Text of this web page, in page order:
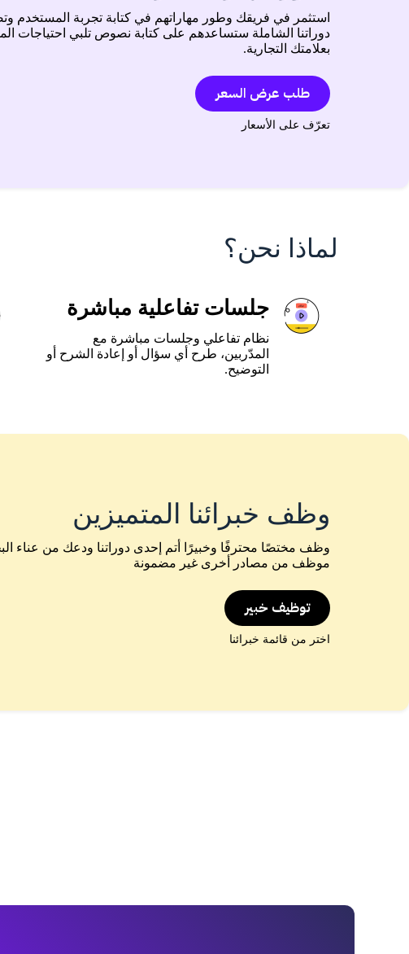
استثمر في فريقك وطور مهاراتهم في كتابة تجربة المستخدم
دوراتنا الشاملة ستساعدهم على كتابة نصوص تلبي احتياجات
بعلامتك التجارية.
طلب عرض السعر
تعرّف على الأسعار
لماذا نحن؟
جلسات تفاعلية مباشرة
نظام تفاعلي وجلسات مباشرة مع
المدّربين، طرح أي سؤال أو إعادة الشرح أو
التوضيح.
وظف خبرائنا المتميزين
وظف مختصًا محترفًا وخبيرًا أتم إحدى دوراتنا ودعك من عناء
موظف من مصادر أخرى غير مضمونة
توظيف خبير
اختر من قائمة خبرائنا